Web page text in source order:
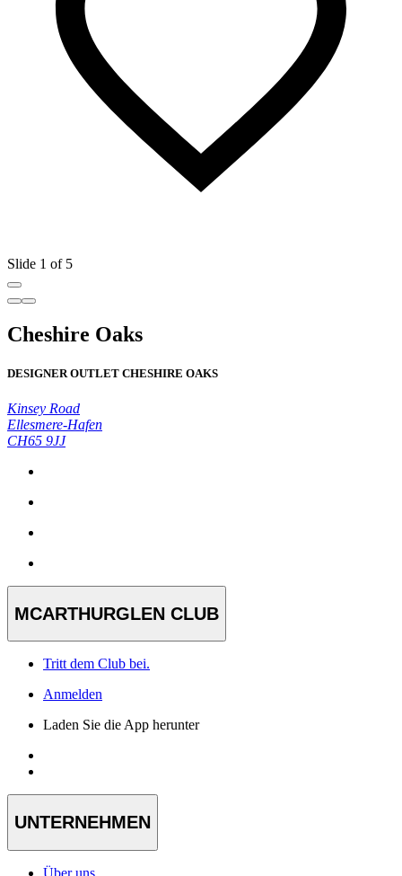
Slide 1 of 5
Cheshire Oaks
DESIGNER OUTLET CHESHIRE OAKS
Kinsey Road
Ellesmere-Hafen
CH65 9JJ
MCARTHURGLEN CLUB
Tritt dem Club bei.
Anmelden
Laden Sie die App herunter
UNTERNEHMEN
Über uns